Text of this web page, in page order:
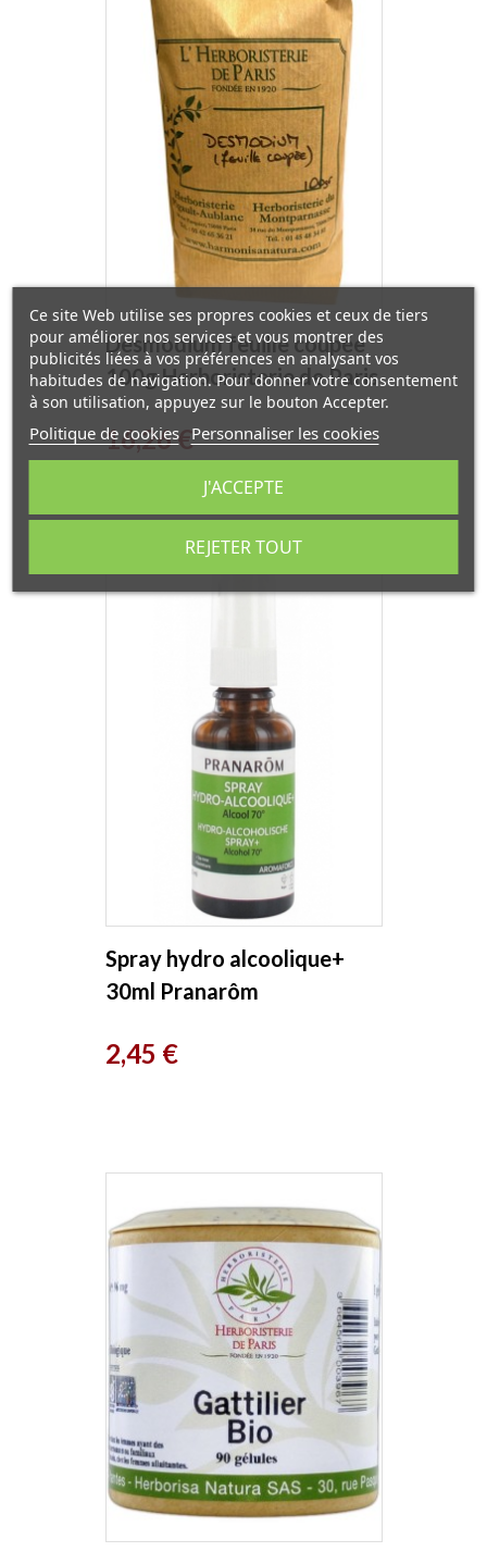
Desmodium feuille coupée
100g Herboristerie de Paris
Prix
16,26 €
Spray hydro alcoolique+
30ml Pranarôm
Prix
2,45 €
Ce site Web utilise ses propres cookies et ceux de tiers
pour améliorer nos services et vous montrer des
publicités liées à vos préférences en analysant vos
habitudes de navigation. Pour donner votre consentement
à son utilisation, appuyez sur le bouton Accepter.
Politique de cookies Personnaliser les cookies
REJETER TOUT
J'ACCEPTE